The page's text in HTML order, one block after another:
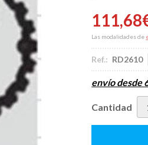
111,68
Las modalidades de
Ref.: RD2610
envío desde
Cantidad